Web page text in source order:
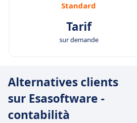
Standard
Tarif
sur demande
Alternatives clients
sur Esasoftware -
contabilità